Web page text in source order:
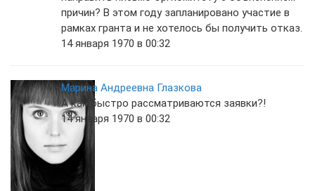
причин? В этом году запланировано участие в
рамках гранта и не хотелось бы получить отказ.
14 января 1970 в 00:32
Марина Андреевна Глазкова
А как быстро рассматриваются заявки?!
14 января 1970 в 00:32